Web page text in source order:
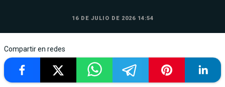
16 DE JULIO DE 2026 14:54
Compartir en redes